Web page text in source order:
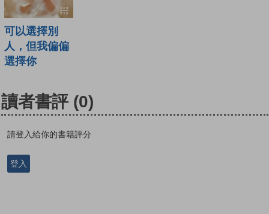
可以選擇別
人，但我偏偏
選擇你
讀者書評 (0)
請登入給你的書籍評分
登入